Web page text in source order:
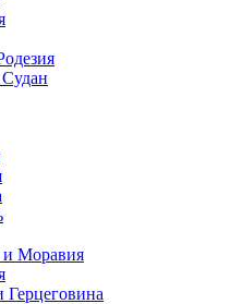
и Моравия
Герцеговина